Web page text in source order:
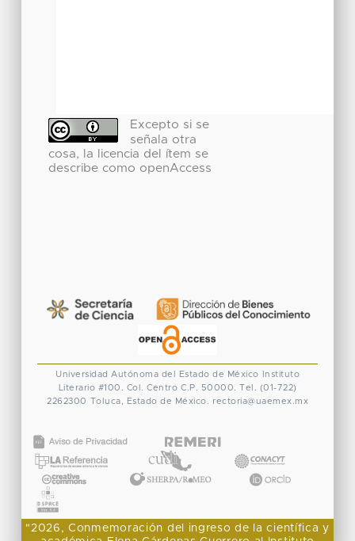
Excepto si se
señala otra
cosa, la licencia del ítem se
describe como openAccess
Universidad Autónoma del Estado de México
Instituto
Literario #100. Col. Centro C.P. 50000. Tel. (01-722)
2262300 Toluca, Estado de México. rectoria@uaemex.mx
"2026, Conmemoración del ingreso de la científica y